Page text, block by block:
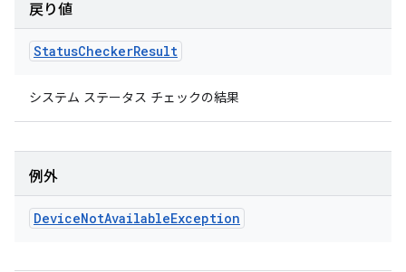
戻り値
StatusCheckerResult
システム ステータス チェックの結果
例外
DeviceNotAvailableException